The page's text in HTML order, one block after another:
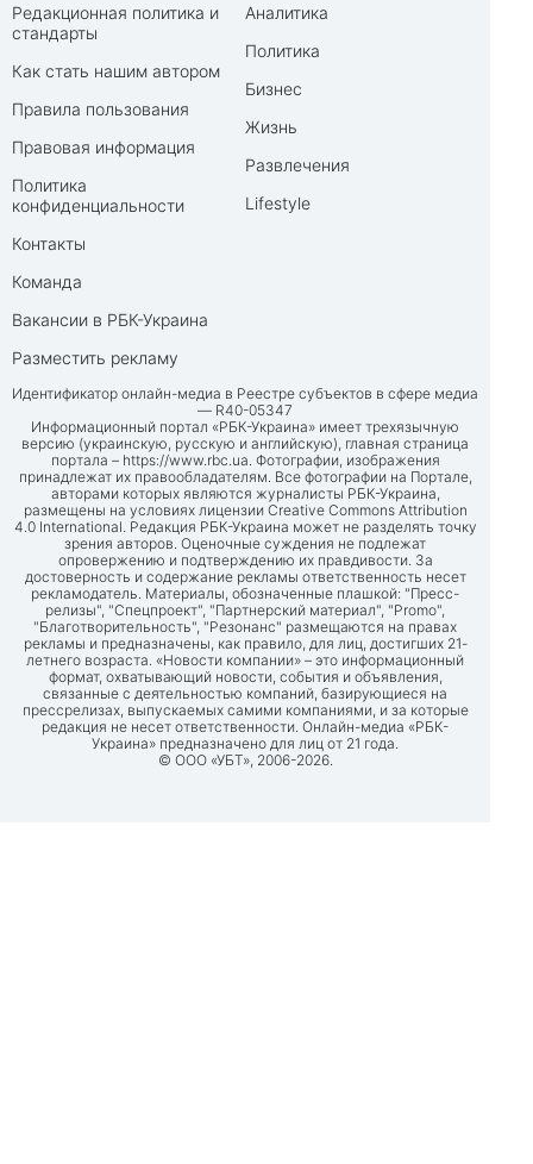
Редакционная политика и
стандарты
Как стать нашим автором
Правила пользования
Правовая информация
Политика
конфиденциальности
Контакты
Команда
Вакансии в РБК-Украина
Разместить рекламу
Аналитика
Политика
Бизнес
Жизнь
Развлечения
Lifestyle
Идентификатор онлайн-медиа в Реестре субъектов в сфере медиа
— R40-05347
Информационный портал «РБК-Украина» имеет трехязычную
версию (украинскую, русскую и английскую), главная страница
портала – https://www.rbc.ua . Фотографии, изображения
принадлежат их правообладателям. Все фотографии на Портале,
авторами которых являются журналисты РБК-Украина,
размещены на условиях лицензии Creative Commons Attribution
4.0 International. Редакция РБК-Украина может не разделять точку
зрения авторов. Оценочные суждения не подлежат
опровержению и подтверждению их правдивости. За
достоверность и содержание рекламы ответственность несет
рекламодатель. Материалы, обозначенные плашкой: "Пресс-
релизы", "Спецпроект", "Партнерский материал", "Promo",
"Благотворительность", "Резонанс" размещаются на правах
рекламы и предназначены, как правило, для лиц, достигших 21-
летнего возраста. «Новости компании» – это информационный
формат, охватывающий новости, события и объявления,
связанные с деятельностью компаний, базирующиеся на
прессрелизах, выпускаемых самими компаниями, и за которые
редакция не несет ответственности. Онлайн-медиа «РБК-
Украина» предназначено для лиц от 21 года.
© ООО «УБТ», 2006-2026.